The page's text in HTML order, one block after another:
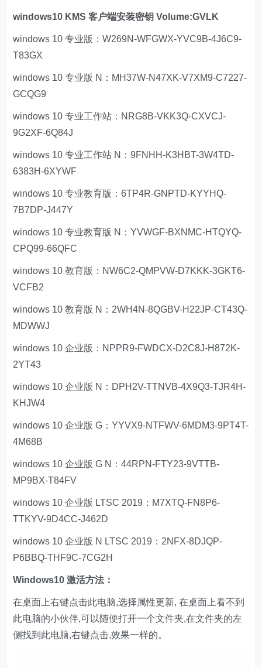
windows10 KMS 客户端安装密钥 Volume:GVLK
windows 10 专业版：W269N-WFGWX-YVC9B-4J6C9-
T83GX
windows 10 专业版 N：MH37W-N47XK-V7XM9-C7227-
GCQG9
windows 10 专业工作站：NRG8B-VKK3Q-CXVCJ-
9G2XF-6Q84J
windows 10 专业工作站 N：9FNHH-K3HBT-3W4TD-
6383H-6XYWF
windows 10 专业教育版：6TP4R-GNPTD-KYYHQ-
7B7DP-J447Y
windows 10 专业教育版 N：YVWGF-BXNMC-HTQYQ-
CPQ99-66QFC
windows 10 教育版：NW6C2-QMPVW-D7KKK-3GKT6-
VCFB2
windows 10 教育版 N：2WH4N-8QGBV-H22JP-CT43Q-
MDWWJ
windows 10 企业版：NPPR9-FWDCX-D2C8J-H872K-
2YT43
windows 10 企业版 N：DPH2V-TTNVB-4X9Q3-TJR4H-
KHJW4
windows 10 企业版 G：YYVX9-NTFWV-6MDM3-9PT4T-
4M68B
windows 10 企业版 G N：44RPN-FTY23-9VTTB-
MP9BX-T84FV
windows 10 企业版 LTSC 2019：M7XTQ-FN8P6-
TTKYV-9D4CC-J462D
windows 10 企业版 N LTSC 2019：2NFX-8DJQP-
P6BBQ-THF9C-7CG2H
Windows10 激活方法：
在桌面上右键点击此电脑,选择属性更新, 在桌面上看不到
此电脑的小伙伴,可以随便打开一个文件夹,在文件夹的左
侧找到此电脑,右键点击,效果一样的。